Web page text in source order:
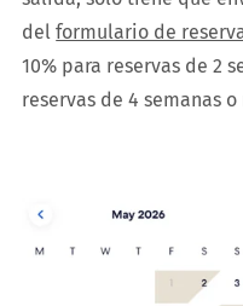
delformulario de
10% para reservas de 2
reservas de 4 semanas o